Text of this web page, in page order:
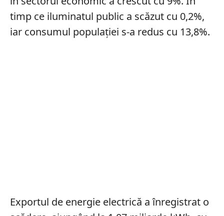
timp ce iluminatul public a scăzut cu 0,2%,
iar consumul populației s-a redus cu 13,8%.
Exportul de energie electrică a înregistrat o